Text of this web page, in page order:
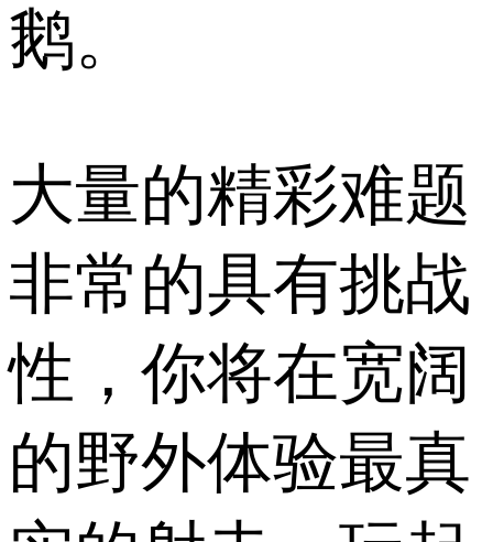
鹅。
大量的精彩难题
非常的具有挑战
性，你将在宽阔
的野外体验最真